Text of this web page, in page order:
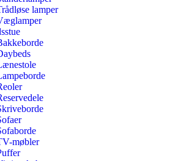
lamper
møbler